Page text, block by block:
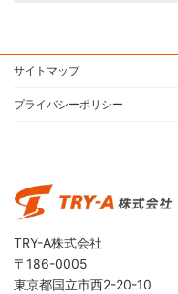
サイトマップ
プライバシーポリシー
TRY-A株式会社
〒186-0005
東京都国立市西2-20-10